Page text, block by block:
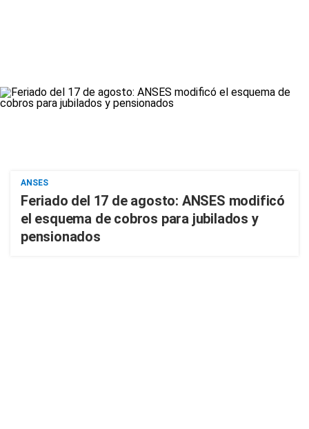
ANSES
Feriado del 17 de agosto: ANSES modificó
el esquema de cobros para jubilados y
pensionados